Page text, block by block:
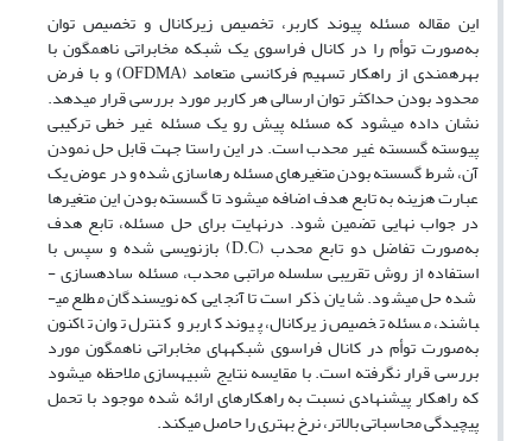
این مقاله مسئله پیوند کاربر، تخصیص زیرکانال و تخصیص توان
به‌صورت توأم را در کانال فراسوی یک شبکه مخابراتی ناهمگون با
بهره­مندی از راهکار تسهیم فرکانسی متعامد (OFDMA) و با فرض
محدود بودن حداکثر توان ارسالی هر کاربر مورد بررسی قرار می­دهد.
نشان داده می­شود که مسئله پیش رو یک مسئله غیر خطی ترکیبی
پیوسته گسسته غیر محدب است. در این راستا جهت قابل حل نمودن
آن، شرط گسسته بودن متغیرهای مسئله رهاسازی شده و در عوض یک
عبارت هزینه به تابع هدف اضافه می­شود تا گسسته بودن این متغیرها
در جواب نهایی تضمین شود. درنهایت برای حل مسئله، تابع هدف
به‌صورت تفاضل دو تابع محدب (D.C) بازنویسی شده و سپس با
استفاده از روش تقریبی سلسله مراتبی محدب، مسئله ساده­سازی ­
شده حل می­شود. شایان ذکر است تا آنجایی که نویسندگان مطلع می­
باشند، مسئله تخصیص زیرکانال، پیوند کاربر و کنترل توان تاکنون
به‌صورت توأم در کانال فراسوی شبکه­ها­ی مخابراتی ناهمگون مورد
بررسی قرار نگرفته است. با مقایسه نتایج شبیه­سازی ملاحظه می­شود
که راهکار پیشنهادی نسبت به راهکارهای ارائه ‌شده موجود با تحمل
پیچیدگی محاسباتی بالاتر، نرخ بهتری را حاصل می­کند.